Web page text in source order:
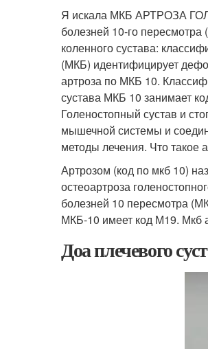
Я искала МКБ АРТРОЗА
болезней 10-го
коленного сустава:
(МКБ) идентифицирует
артроза по МКБ 10.
сустава МКБ 10 занимает
Голеностопный сустав и
мышечной системы и
методы лечения. Что такое
Артрозом (код по мкб 10)
остеоартроза
болезней 10 пересмотра
МКБ-10 имеет код М19.
Доа плечевого